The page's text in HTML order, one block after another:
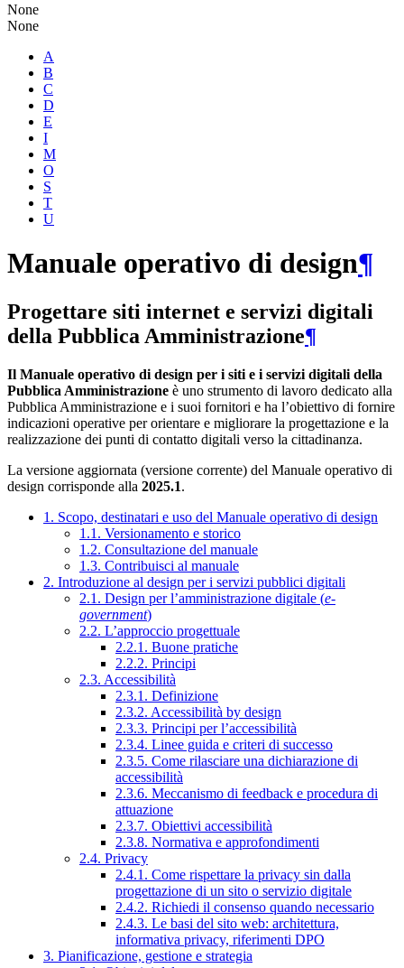
None
None
A
B
C
D
E
I
M
O
S
T
U
Manuale operativo di design¶
Progettare siti internet e servizi digitali
della Pubblica Amministrazione¶
Il Manuale operativo di design per i siti e i servizi digitali della
Pubblica Amministrazione è uno strumento di lavoro dedicato alla
Pubblica Amministrazione e i suoi fornitori e ha l’obiettivo di fornire
indicazioni operative per orientare e migliorare la progettazione e la
realizzazione dei punti di contatto digitali verso la cittadinanza.
La versione aggiornata (versione corrente) del Manuale operativo di
design corrisponde alla 2025.1.
1. Scopo, destinatari e uso del Manuale operativo di design
1.1. Versionamento e storico
1.2. Consultazione del manuale
1.3. Contribuisci al manuale
2. Introduzione al design per i servizi pubblici digitali
2.1. Design per l’amministrazione digitale (e-
government)
2.2. L’approccio progettuale
2.2.1. Buone pratiche
2.2.2. Principi
2.3. Accessibilità
2.3.1. Definizione
2.3.2. Accessibilità by design
2.3.3. Principi per l’accessibilità
2.3.4. Linee guida e criteri di successo
2.3.5. Come rilasciare una dichiarazione di
accessibilità
2.3.6. Meccanismo di feedback e procedura di
attuazione
2.3.7. Obiettivi accessibilità
2.3.8. Normativa e approfondimenti
2.4. Privacy
2.4.1. Come rispettare la privacy sin dalla
progettazione di un sito o servizio digitale
2.4.2. Richiedi il consenso quando necessario
2.4.3. Le basi del sito web: architettura,
informativa privacy, riferimenti DPO
3. Pianificazione, gestione e strategia